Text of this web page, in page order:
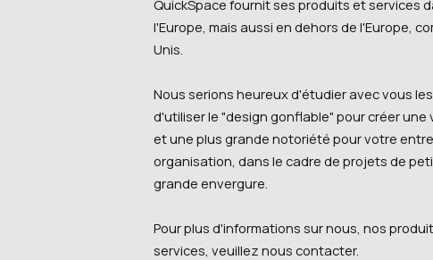
QuickSpace fournit ses produits et services
l'Europe, mais aussi en dehors de l'Europe,
Unis.
Nous serions heureux d'étudier avec vous
d'utiliser le "design gonflable" pour créer une
et une plus grande notoriété pour votre
organisation, dans le cadre de projets de
grande envergure.
Pour plus d'informations sur nous, nos
services, veuillez nous contacter.